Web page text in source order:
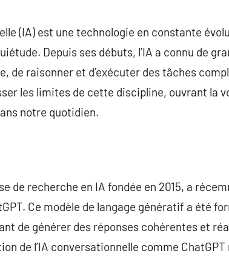
(IA) est une technologie en constante
Depuis ses débuts, l’IA a connu de
de raisonner et d’exécuter des tâches
les limites de cette discipline, ouvrant la
notre quotidien.
de recherche en IA fondée en 2015, a
Ce modèle de langage génératif a été
de générer des réponses cohérentes et
de l’IA conversationnelle comme